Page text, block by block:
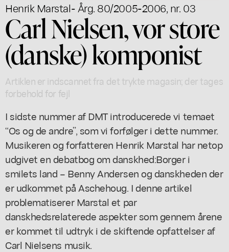
Henrik Marstal- Årg. 80/2005-2006, nr. 03
Carl Nielsen, vor store
(danske) komponist
Artiklen er indscannet fra det trykte magasin; der tages
forbehold for fejl
I sidste nummer af DMT introducerede vi temaet
“Os og de andre”, som vi forfølger i dette nummer.
Musikeren og forfatteren Henrik Marstal har netop
udgivet en debatbog om danskhed:Borger i
smilets land – Benny Andersen og danskhedender
er udkommet på Aschehoug. I denne artikel
problematiserer Marstal et par
danskhedsrelaterede aspekter som gennem årene
er kommet til udtryk i de skiftende opfattelser af
Carl Nielsens musik.